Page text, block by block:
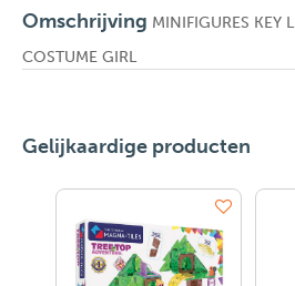
Omschrijving MINIFIGURES KEY
COSTUME GIRL
Gelijkaardige producten